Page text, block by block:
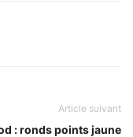
Article suivant
: ronds points jaune